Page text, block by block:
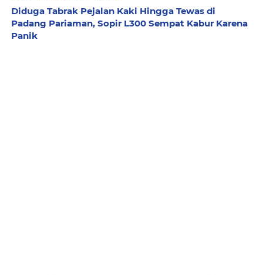
Diduga Tabrak Pejalan Kaki Hingga Tewas di
Padang Pariaman, Sopir L300 Sempat Kabur Karena
Panik